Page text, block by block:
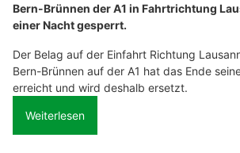
Bern-Brünnen der A1 in Fahrtrichtung
einer Nacht gesperrt.
Der Belag auf der Einfahrt Richtung
Bern-Brünnen auf der A1 hat das Ende
erreicht und wird deshalb ersetzt.
Weiterlesen